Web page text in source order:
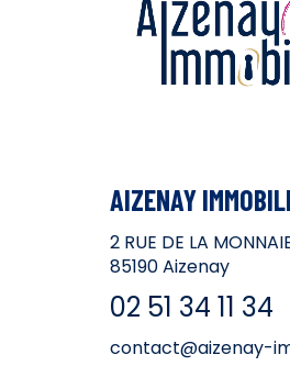
AIZENAY
2 RUE DE LA
85190Aizenay
02 51 34 11 34
contact@aizenay-